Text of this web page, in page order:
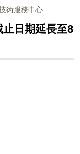
術服務中心
日期延長至8